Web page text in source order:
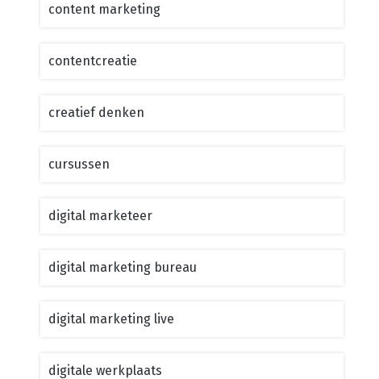
content marketing
contentcreatie
creatief denken
cursussen
digital marketeer
digital marketing bureau
digital marketing live
digitale werkplaats